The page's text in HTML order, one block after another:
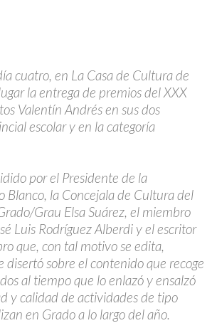
cuatro, en La Casa de Cultura de
la entrega de premios del XXX
Valentín Andrés en sus dos
escolar y en la categoría
por el Presidente de la
Blanco, la Concejala de Cultura del
Grau Elsa Suárez, el miembro
Luis Rodríguez Alberdi y el escritor
que, con tal motivo se edita,
disertó sobre el contenido que recoge
al tiempo que lo enlazó y ensalzó
y calidad de actividades de tipo
en Grado a lo largo del año.